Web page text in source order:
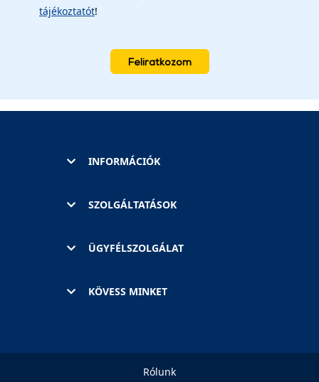
tájékoztatót!
Feliratkozom
INFORMÁCIÓK
SZOLGÁLTATÁSOK
ÜGYFÉLSZOLGÁLAT
KÖVESS MINKET
Rólunk